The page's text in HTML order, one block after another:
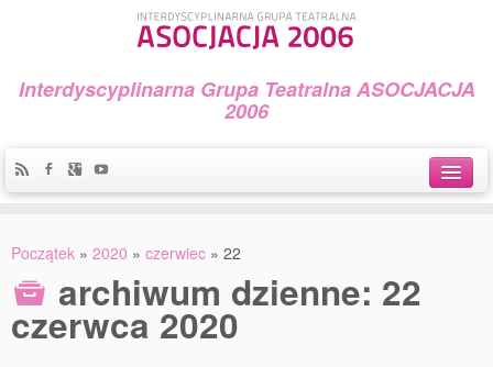
Interdyscyplinarna Grupa Teatralna ASOCJACJA
2006
Teatralny Golęcin
Początek » 2020 » czerwiec » 22
archiwum dzienne: 22
czerwca 2020